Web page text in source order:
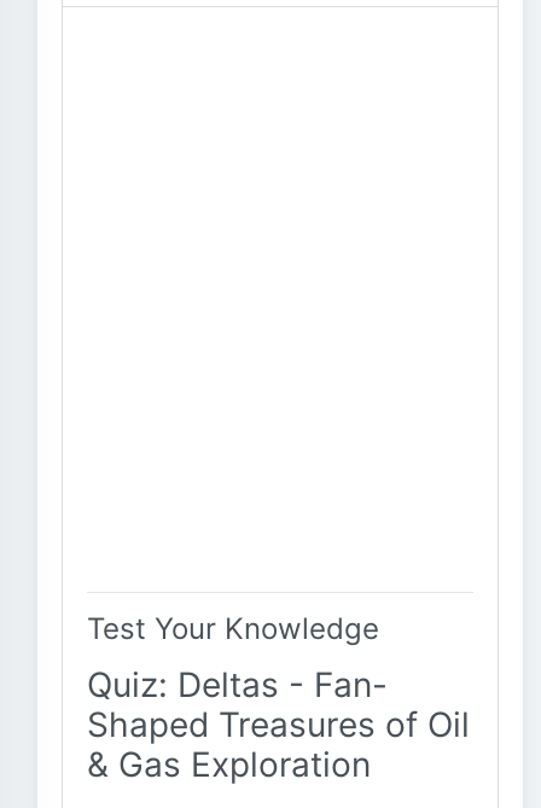
Test Your Knowledge
Quiz: Deltas - Fan-
Shaped Treasures of Oil
& Gas Exploration